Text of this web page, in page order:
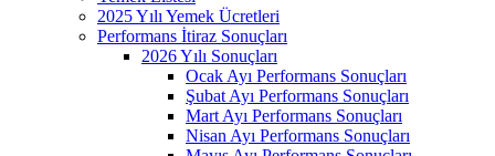
2025 Yılı Yemek Ücretleri
Performans İtiraz Sonuçları
2026 Yılı Sonuçları
Ocak Ayı Performans Sonuçları
Şubat Ayı Performans Sonuçları
Mart Ayı Performans Sonuçları
Nisan Ayı Performans Sonuçları